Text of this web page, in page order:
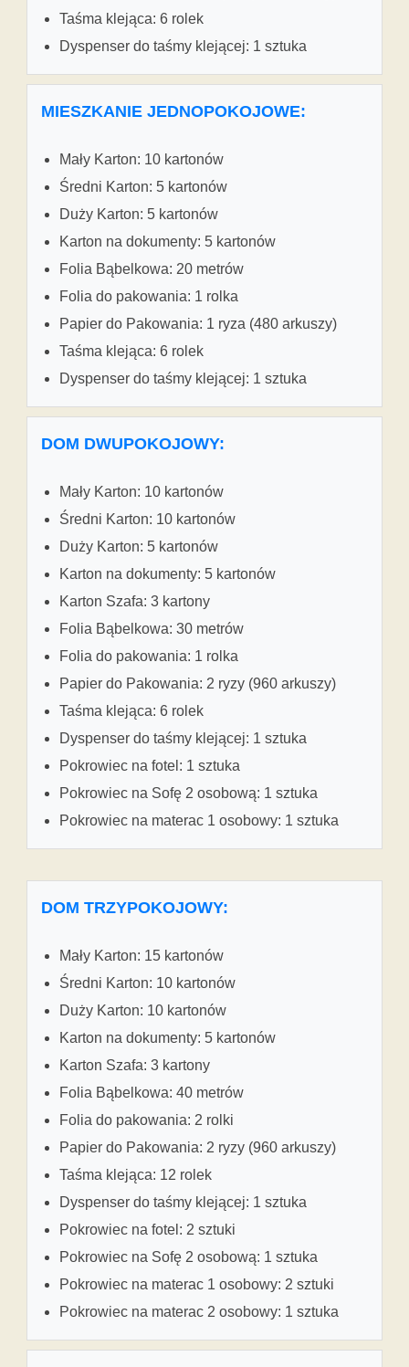
Taśma klejąca: 6 rolek
Dyspenser do taśmy klejącej: 1 sztuka
MIESZKANIE JEDNOPOKOJOWE:
Mały Karton: 10 kartonów
Średni Karton: 5 kartonów
Duży Karton: 5 kartonów
Karton na dokumenty: 5 kartonów
Folia Bąbelkowa: 20 metrów
Folia do pakowania: 1 rolka
Papier do Pakowania: 1 ryza (480 arkuszy)
Taśma klejąca: 6 rolek
Dyspenser do taśmy klejącej: 1 sztuka
DOM DWUPOKOJOWY:
Mały Karton: 10 kartonów
Średni Karton: 10 kartonów
Duży Karton: 5 kartonów
Karton na dokumenty: 5 kartonów
Karton Szafa: 3 kartony
Folia Bąbelkowa: 30 metrów
Folia do pakowania: 1 rolka
Papier do Pakowania: 2 ryzy (960 arkuszy)
Taśma klejąca: 6 rolek
Dyspenser do taśmy klejącej: 1 sztuka
Pokrowiec na fotel: 1 sztuka
Pokrowiec na Sofę 2 osobową: 1 sztuka
Pokrowiec na materac 1 osobowy: 1 sztuka
DOM TRZYPOKOJOWY:
Mały Karton: 15 kartonów
Średni Karton: 10 kartonów
Duży Karton: 10 kartonów
Karton na dokumenty: 5 kartonów
Karton Szafa: 3 kartony
Folia Bąbelkowa: 40 metrów
Folia do pakowania: 2 rolki
Papier do Pakowania: 2 ryzy (960 arkuszy)
Taśma klejąca: 12 rolek
Dyspenser do taśmy klejącej: 1 sztuka
Pokrowiec na fotel: 2 sztuki
Pokrowiec na Sofę 2 osobową: 1 sztuka
Pokrowiec na materac 1 osobowy: 2 sztuki
Pokrowiec na materac 2 osobowy: 1 sztuka